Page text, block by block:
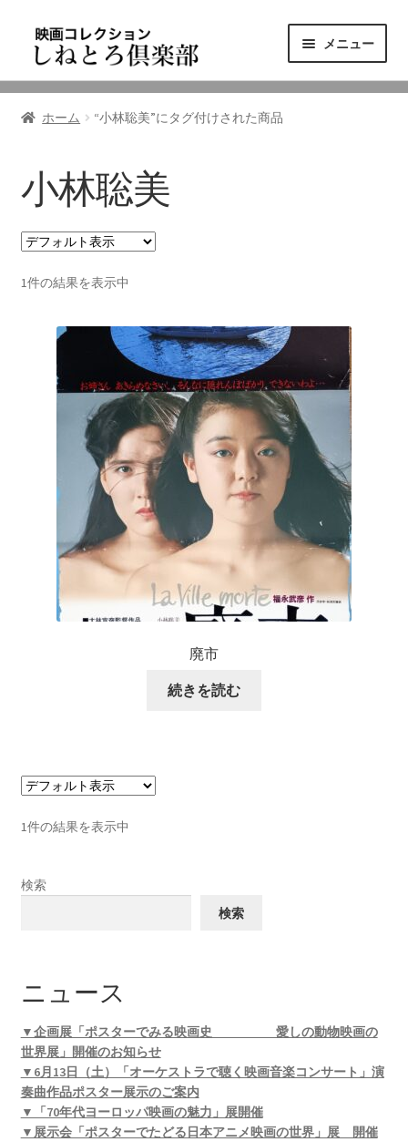
ゲ
シ
へ
キ
プ
テ
ツ
キ
プ
メニュー
ニュース
東三河の映画館
しねとろ倶楽部について
リンクの旅
ホーム “小林聡美”にタグ付けされた商品
小林聡美
1件の結果を表示中
廃市
続きを読む
1件の結果を表示中
検索
検索
ニュース
▼企画展「ポスターでみる映画史 愛しの動物映画の
世界展」開催のお知らせ
▼6月13日（土）「オーケストラで聴く映画音楽コンサート」演
奏曲作品ポスター展示のご案内
▼「70年代ヨーロッパ映画の魅力」展開催
▼展示会「ポスターでたどる日本アニメ映画の世界」展 開催